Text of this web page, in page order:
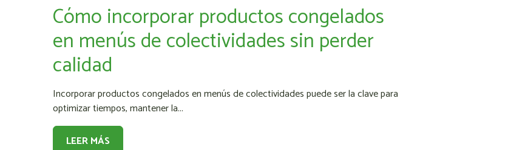
Cómo incorporar productos congelados
en menús de colectividades sin perder
calidad
Incorporar productos congelados en menús de colectividades puede ser la clave para
optimizar tiempos, mantener la...
LEER MÁS